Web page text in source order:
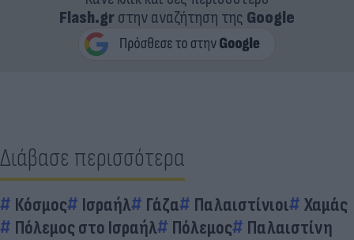
Flash.grστην αναζήτηση της Google
Διάβασε περισσότερα
Κόσμος Ισραήλ Γάζα Παλαιστίνιοι
Χαμάς
Πόλεμος στο Ισραήλ
Πόλεμος Παλαιστίνη